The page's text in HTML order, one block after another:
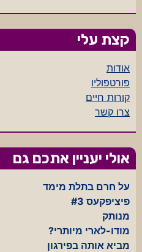
קצת עלי
אודות
פורטפוליו
קורות חיים
צרו קשר
אולי יעניין אתכם גם
על חרם בתלת מימד
פיציפקעס #3
מנותק
מודו-לארי מיותרי?
מביא אותה בפירגון